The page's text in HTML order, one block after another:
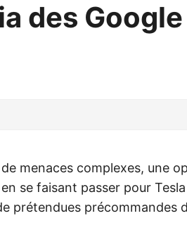
des Google
menaces complexes, une
se faisant passer pour
prétendues précommandes